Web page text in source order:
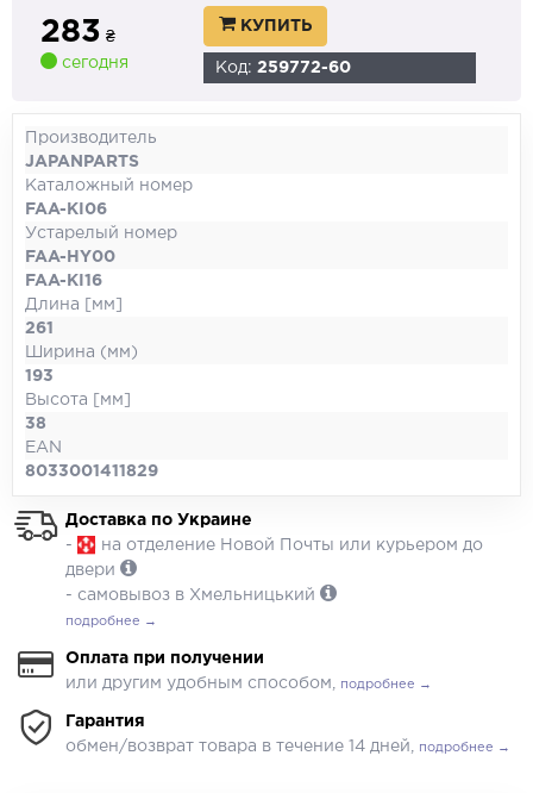
283 ₴
сегодня
КУПИТЬ
Код: 259772-60
Производитель
JAPANPARTS
Каталожный номер
FAA-KI06
Устарелый номер
FAA-HY00
FAA-KI16
Длина [мм]
261
Ширина (мм)
193
Высота [мм]
38
EAN
8033001411829
Доставка по Украине
-
на отделение Новой Почты или курьером до
двери
- самовывоз в Хмельницький
подробнее →
Оплата при получении
или другим удобным способом,
подробнее →
Гарантия
обмен/возврат товара в течение 14 дней,
подробнее →